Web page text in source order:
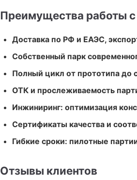
Преимущества работы
Доставка по РФ и ЕАЭС,
Собственный парк
Полный цикл от прототипа до
ОТК и прослеживаемость
Инжиниринг: оптимизация
Сертификаты качества и
Гибкие сроки: пилотные
Отзывы клиентов